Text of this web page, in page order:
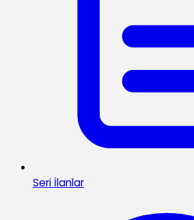
Seri İlanlar